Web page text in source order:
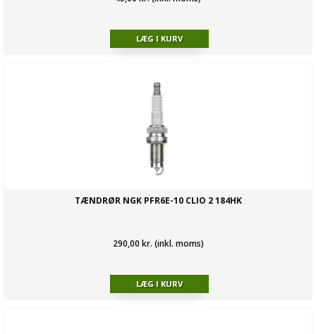
TÆNDRØR NGK PFR6E-10 CLIO 2 184HK
290,00 kr. (inkl. moms)